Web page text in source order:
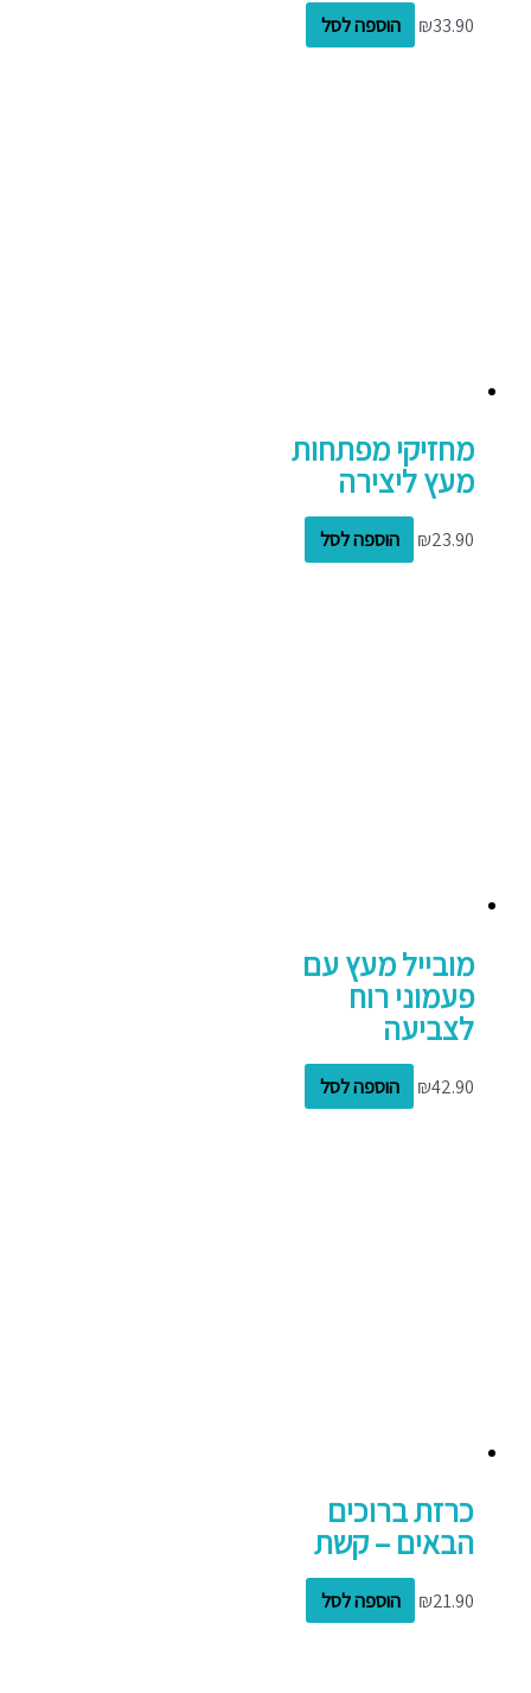
₪33.90 הוספה לסל
מחזיקי מפתחות
מעץ ליצירה
₪23.90 הוספה לסל
מובייל מעץ עם
פעמוני רוח
לצביעה
₪42.90 הוספה לסל
כרזת ברוכים
הבאים – קשת
₪21.90 הוספה לסל